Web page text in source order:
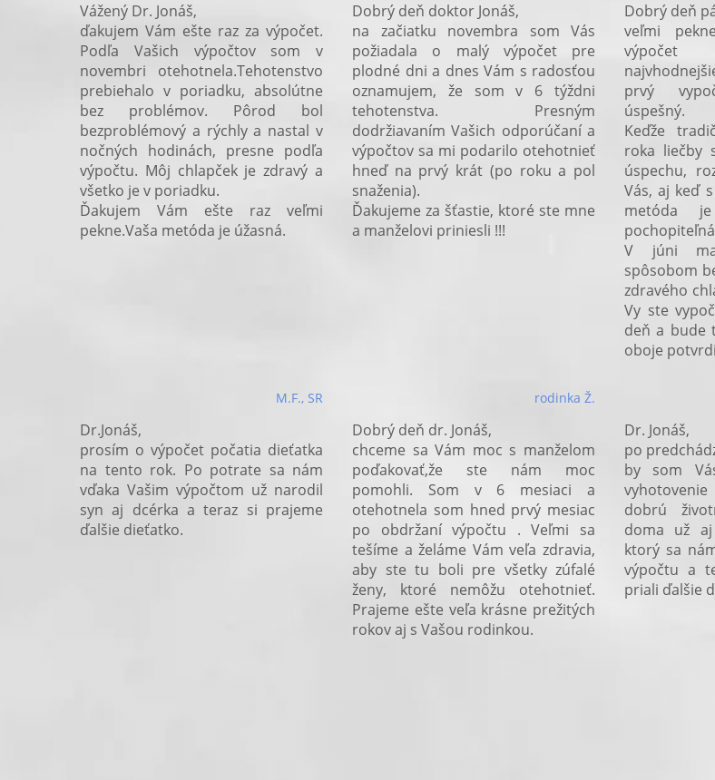
Vážený Dr. Jonáš,
ďakujem Vám ešte raz za výpočet.
Podľa Vašich výpočtov som v
novembri otehotnela.Tehotenstvo
prebiehalo v poriadku, absolútne
bez problémov. Pôrod bol
bezproblémový a rýchly a nastal v
nočných hodinách, presne podľa
výpočtu. Môj chlapček je zdravý a
všetko je v poriadku.
Ďakujem Vám ešte raz veľmi
pekne.Vaša metóda je úžasná.
Dobrý deň doktor Jonáš,
na začiatku novembra som Vás
požiadala o malý výpočet pre
plodné dni a dnes Vám s radosťou
oznamujem, že som v 6 týždni
tehotenstva. Presným
dodržiavaním Vašich odporúčaní a
výpočtov sa mi podarilo otehotnieť
hneď na prvý krát (po roku a pol
snaženia).
Ďakujeme za šťastie, ktoré ste mne
a manželovi priniesli !!!
Dobrý deň
veľmi
prvý
úspešný.
Keďže
roka liečby
úspechu,
Vás, aj keď
metóda
V júni
spôsobom
zdravého
Vy ste
deň a bude
oboje
M.F., SR
Dr.Jonáš,
prosím o výpočet počatia dieťatka
na tento rok. Po potrate sa nám
vďaka Vašim výpočtom už narodil
syn aj dcérka a teraz si prajeme
ďalšie dieťatko.
rodinka Ž.
Dobrý deň dr. Jonáš,
chceme sa Vám moc s manželom
poďakovať,že ste nám moc
pomohli. Som v 6 mesiaci a
otehotnela som hned prvý mesiac
po obdržaní výpočtu . Veľmi sa
tešíme a želáme Vám veľa zdravia,
aby ste tu boli pre všetky zúfalé
ženy, ktoré nemôžu otehotnieť.
Prajeme ešte veľa krásne prežitých
rokov aj s Vašou rodinkou.
Dr. Jonáš,
po
by som
dobrú
doma už aj
ktorý sa
výpočtu a
priali ďalšie